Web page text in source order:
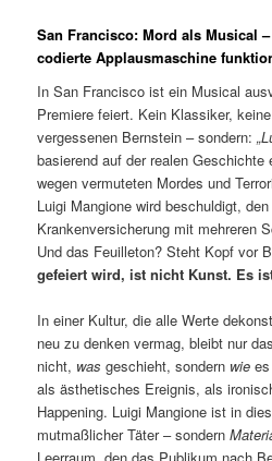
San Francisco:Mord als Musical
codierte Applausmaschine
In San Francisco ist ein Musical
Premiere feiert. Kein Klassiker,
vergessenen Bernstein – sondern:
basierend auf der realen Geschichte
wegen vermuteten Mordes und
Luigi Mangione wird beschuldigt,
Krankenversicherung mit mehreren
Und das Feuilleton? Steht Kopf vor
gefeiert wird, ist nicht Kunst. Es
In einer Kultur, die alle Werte
neu zu denken vermag, bleibt nur
nicht, was geschieht, sondern wie
als ästhetisches Ereignis, als
Happening. Luigi Mangione ist in
mutmaßlicher Täter – sondern